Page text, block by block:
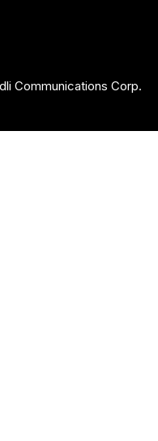
Communications Corp.